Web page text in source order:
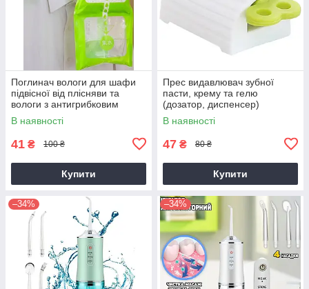
Поглинач вологи для шафи
підвісної від плісняви та
вологи з антигрибковим
ефектом, нейтралізатор
запаху AVADONA
В наявності
41 ₴ 100 ₴
Купити
Прес видавлювач зубної
пасти, крему та гелю
(дозатор, диспенсер)
AVADONA
В наявності
47 ₴ 80 ₴
Купити
–34% –34%